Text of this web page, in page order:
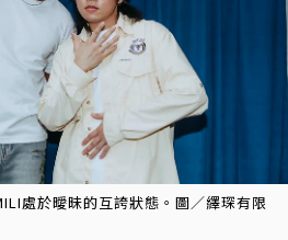
處於曖昧的互誇狀態。圖／繹琛有限